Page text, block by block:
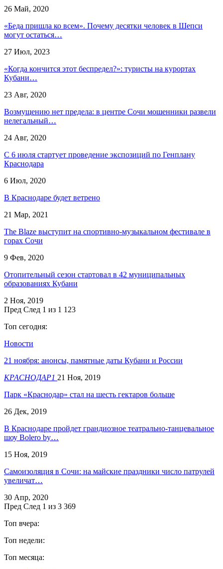
26 Май, 2020
«Беда пришла ко всем». Почему десятки человек в Шепси
могут остаться…
27 Июл, 2023
«Когда кончится этот беспредел?»: туристы на курортах
Кубани…
23 Авг, 2020
Возмущению нет предела: в центре Сочи мошенники развели
нелегальный…
24 Авг, 2020
С 6 июля стартует проведение экспозиций по Генплану
Краснодара
6 Июл, 2020
В Краснодаре будет ветрено
21 Мар, 2021
The Blaze выступит на спортивно-музыкальном фестивале в
горах Сочи
9 Фев, 2020
Отопительный сезон стартовал в 42 муниципальных
образованиях Кубани
2 Ноя, 2019
Пред След 1 из 1 123
Топ сегодня:
Новости
21 ноября: анонсы, памятные даты Кубани и России
КРАСНОДАР1 21 Ноя, 2019
Парк «Краснодар» стал на шесть гектаров больше
26 Дек, 2019
В Краснодаре пройдет грандиозное театрально-танцевальное
шоу Bolero by…
15 Ноя, 2019
Самоизоляция в Сочи: на майские праздники число патрулей
увеличат…
30 Апр, 2020
Пред След 1 из 3 369
Топ вчера:
Топ недели:
Топ месяца: